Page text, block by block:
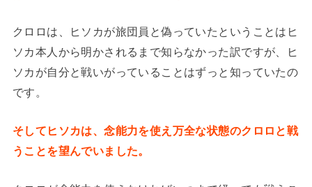
クロロは、ヒソカが旅団員と偽っていたということはヒ
ソカ本人から明かされるまで知らなかった訳ですが、ヒ
ソカが自分と戦いがっていることはずっと知っていたの
です。
そしてヒソカは、念能力を使え万全な状態のクロロと戦
うことを望んでいました。